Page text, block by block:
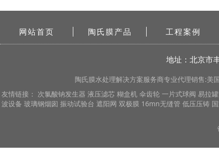
网站首页 陶氏膜产品 工程案例
地址：北京市
陶氏膜水处理解决方案服务商专业代理销售:美
友情链接： 次氯酸钠发生器 液压滤芯 糊盒机 伞齿轮 一片式球阀 易拉
波设备 玻璃钢烟囱 振动试验台 遮阳网 双极膜 16mn无缝管 低压压铸